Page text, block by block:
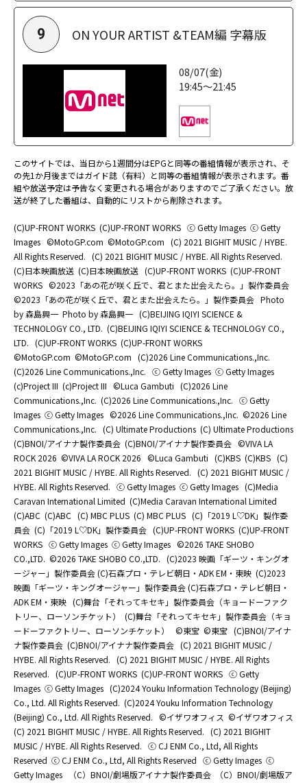
9 ON YOUR ARTIST &TEAM編 字幕版
08/07(金)
19:45～21:45
このサイトでは、当日から1週間分はEPGと同等の番組情報が表示され、そ
の先1か月後まではガイド誌（有料）と同等の番組情報が表示されます。番
組や放送予定は予告なく変更される場合がありますのでご了承ください。放
送が終了した番組は、自動的にリストから削除されます。
(C)UP-FRONT WORKS (C)UP-FRONT WORKS ⓒ Getty Images ⓒ Getty
Images ©MotoGP.com ©MotoGP.com (C) 2021 BIGHIT MUSIC / HYBE.
All Rights Reserved. (C) 2021 BIGHIT MUSIC / HYBE. All Rights Reserved.
(C)日本映画放送 (C)日本映画放送 (C)UP-FRONT WORKS (C)UP-FRONT
WORKS ©2023「あの花が咲く丘で、君とまた出会えたら。」製作委員会
©2023「あの花が咲く丘で、君とまた出会えたら。」製作委員会 Photo
by 森島興一 Photo by 森島興一 (C)BEIJING IQIYI SCIENCE &
TECHNOLOGY CO., LTD. (C)BEIJING IQIYI SCIENCE & TECHNOLOGY CO.,
LTD. (C)UP-FRONT WORKS (C)UP-FRONT WORKS
©MotoGP.com ©MotoGP.com (C)2026 Line Communications.,Inc.
(C)2026 Line Communications.,Inc. ⓒ Getty Images ⓒ Getty Images
(c)Project III (c)Project III ©Luca Gambuti (C)2026 Line
Communications.,Inc. (C)2026 Line Communications.,Inc. ⓒ Getty
Images ⓒ Getty Images ©2026 Line Communications.,Inc. ©2026 Line
Communications.,Inc. (C) Ultimate Productions (C) Ultimate Productions
(C)BNOI/アイナナ製作委員会 (C)BNOI/アイナナ製作委員会 ©️VIVA LA
ROCK 2026 ©️VIVA LA ROCK 2026 ©Luca Gambuti (C)KBS (C)KBS (C)
2021 BIGHIT MUSIC / HYBE. All Rights Reserved. (C) 2021 BIGHIT MUSIC /
HYBE. All Rights Reserved. ⓒ Getty Images ⓒ Getty Images (C)Media
Caravan International Limited (C)Media Caravan International Limited
(C)ABC (C)ABC (C) MBC PLUS (C) MBC PLUS (C)「2019 L♡DK」製作委
員会 (C)「2019 L♡DK」製作委員会 (C)UP-FRONT WORKS (C)UP-FRONT
WORKS ⓒ Getty Images ⓒ Getty Images ©2026 TAKE SHOBO
CO.,LTD. ©2026 TAKE SHOBO CO.,LTD. (C)2023 映画「ギーツ・キングオ
ージャー」製作委員会 (C)石森プロ・テレビ朝日・ADK EM・東映 (C)2023
映画「ギーツ・キングオージャー」製作委員会 (C)石森プロ・テレビ朝日・
ADK EM・東映 (C)舞台「それってキセキ」製作委員会（キョードーファク
トリー、ローソンチケット）
(C)舞台「それってキセキ」製作委員会（キョ
ードーファクトリー、ローソンチケット）
©東宝 ©東宝 (C)BNOI/アイナ
ナ製作委員会 (C)BNOI/アイナナ製作委員会 (C) 2021 BIGHIT MUSIC /
HYBE. All Rights Reserved. (C) 2021 BIGHIT MUSIC / HYBE. All Rights
Reserved. (C)UP-FRONT WORKS (C)UP-FRONT WORKS ⓒ Getty
Images ⓒ Getty Images (C)2024 Youku Information Technology (Beijing)
Co., Ltd. All Rights Reserved. (C)2024 Youku Information Technology
(Beijing) Co., Ltd. All Rights Reserved. ©イザワオフィス ©イザワオフィス
(C) 2021 BIGHIT MUSIC / HYBE. All Rights Reserved. (C) 2021 BIGHIT
MUSIC / HYBE. All Rights Reserved. ⓒ CJ ENM Co., Ltd, All Rights
Reserved ⓒ CJ ENM Co., Ltd, All Rights Reserved ⓒ Getty Images ⓒ
Getty Images
（C）BNOI/劇場版アイナナ製作委員会
（C）BNOI/劇場版ア